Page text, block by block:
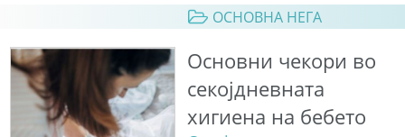
ОСНОВНА НЕГА
Основни чекори во
секојдневната
хигиена на бебето